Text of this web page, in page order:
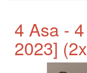
4 Asa -
2023]